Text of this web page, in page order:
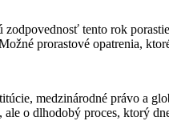
tento rok
prorastové opatrenia,
medzinárodné právo a
o dlhodobý proces, ktorý